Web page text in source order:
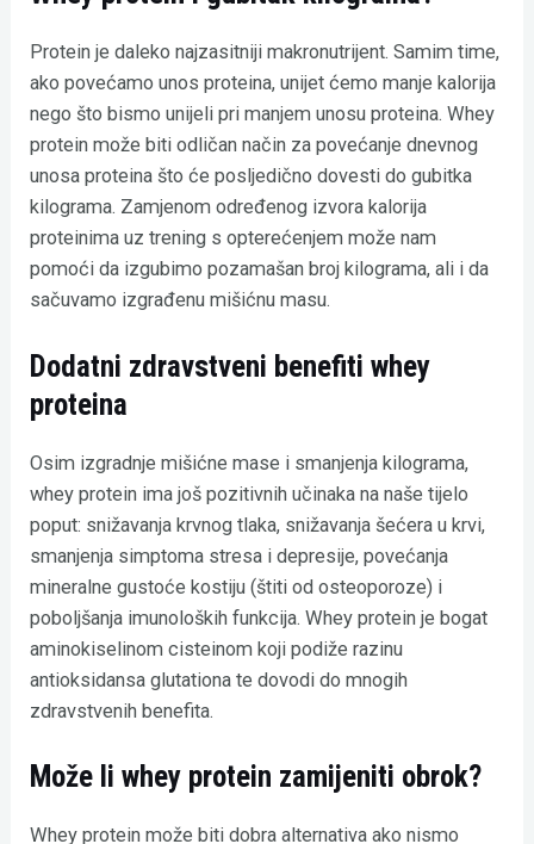
Protein je daleko najzasitniji makronutrijent. Samim time,
ako povećamo unos proteina, unijet ćemo manje kalorija
nego što bismo unijeli pri manjem unosu proteina. Whey
protein može biti odličan način za povećanje dnevnog
unosa proteina što će posljedično dovesti do gubitka
kilograma. Zamjenom određenog izvora kalorija
proteinima uz trening s opterećenjem može nam
pomoći da izgubimo pozamašan broj kilograma, ali i da
sačuvamo izgrađenu mišićnu masu.
Dodatni zdravstveni benefiti whey
proteina
Osim izgradnje mišićne mase i smanjenja kilograma,
whey protein ima još pozitivnih učinaka na naše tijelo
poput: snižavanja krvnog tlaka, snižavanja šećera u krvi,
smanjenja simptoma stresa i depresije, povećanja
mineralne gustoće kostiju (štiti od osteoporoze) i
poboljšanja imunoloških funkcija. Whey protein je bogat
aminokiselinom cisteinom koji podiže razinu
antioksidansa glutationa te dovodi do mnogih
zdravstvenih benefita.
Može li whey protein zamijeniti obrok?
Whey protein može biti dobra alternativa ako nismo